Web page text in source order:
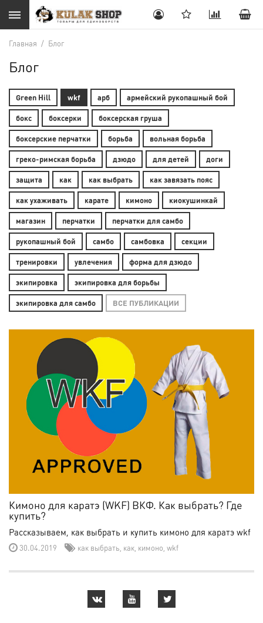
Главная / Блог
Блог
Green Hill wkf арб армейский рукопашный бой
бокс боксерки боксерская груша
боксерские перчатки борьба вольная борьба
греко-римская борьба дзюдо для детей доги
защита как как выбрать как завязать пояс
как ухаживать карате кимоно киокушинкай
магазин перчатки перчатки для самбо
рукопашный бой самбо самбовка секции
тренировки увлечения форма для дзюдо
экипировка экипировка для борьбы
экипировка для самбо ВСЕ ПУБЛИКАЦИИ
Кимоно для каратэ (WKF) ВКФ. Как выбрать? Где
купить?
Рассказываем, как выбрать и купить кимоно для каратэ wkf
30.04.2019 как выбрать как кимоно wkf